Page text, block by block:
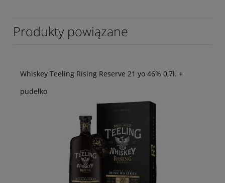
Produkty powiązane
Whiskey Teeling Rising Reserve 21 yo 46% 0,7l. +
pudełko